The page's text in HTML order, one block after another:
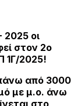
οι
στον 2ο
1Γ/2025!
από 3000
με μ.ο. άνω
στο